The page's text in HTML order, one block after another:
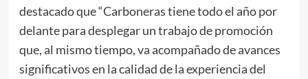
destacado que “Carboneras tiene todo el año por
delante para desplegar un trabajo de promoción
que, al mismo tiempo, va acompañado de avances
significativos en la calidad de la experiencia del